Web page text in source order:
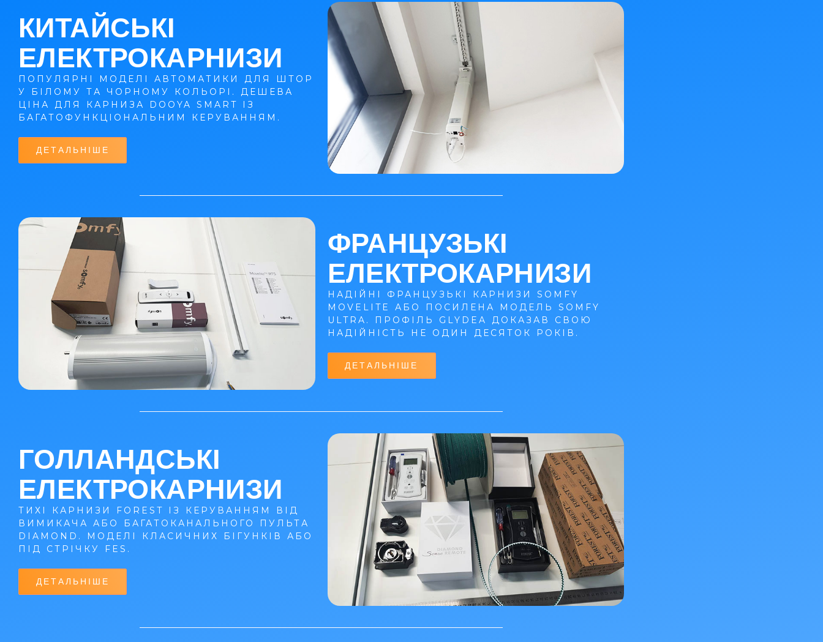
КИТАЙСЬКІ
ЕЛЕКТРОКАРНИЗИ
ПОПУЛЯРНІ МОДЕЛІ АВТОМАТИКИ ДЛЯ ШТОР
У БІЛОМУ ТА ЧОРНОМУ КОЛЬОРІ. ДЕШЕВА
ЦІНА ДЛЯ КАРНИЗА DOOYA SMART ІЗ
БАГАТОФУНКЦІОНАЛЬНИМ КЕРУВАННЯМ.
ДЕТАЛЬНІШЕ
ФРАНЦУЗЬКІ
ЕЛЕКТРОКАРНИЗИ
НАДІЙНІ ФРАНЦУЗЬКІ КАРНИЗИ SOMFY
MOVELITE АБО ПОСИЛЕНА МОДЕЛЬ SOMFY
ULTRA. ПРОФІЛЬ GLYDEA ДОКАЗАВ СВОЮ
НАДІЙНІСТЬ НЕ ОДИН ДЕСЯТОК РОКІВ.
ДЕТАЛЬНІШЕ
ГОЛЛАНДСЬКІ
ЕЛЕКТРОКАРНИЗИ
ТИХІ КАРНИЗИ FOREST ІЗ КЕРУВАННЯМ ВІД
ВИМИКАЧА АБО БАГАТОКАНАЛЬНОГО ПУЛЬТА
DIAMOND. МОДЕЛІ КЛАСИЧНИХ БІГУНКІВ АБО
ПІД СТРІЧКУ FES.
ДЕТАЛЬНІШЕ